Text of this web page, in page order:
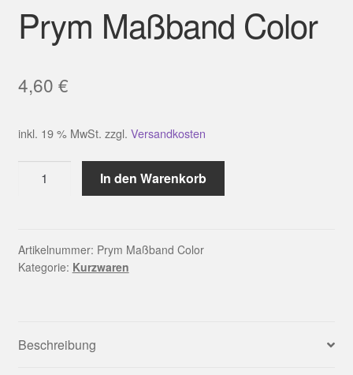
Prym Maßband Color
4,60 €
inkl. 19 % MwSt. zzgl. Versandkosten
In den Warenkorb
Artikelnummer: Prym Maßband Color
Kategorie: Kurzwaren
Beschreibung